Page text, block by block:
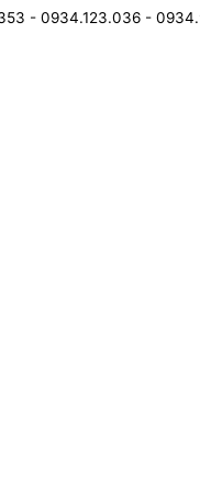
- 0934.123.036 -